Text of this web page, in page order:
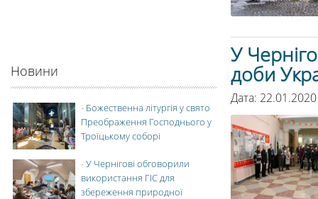
У
доби
Дата:
Новини
- Божественна літургія у свято
Преображення Господнього у
Троїцькому соборі
-У Чернігові обговорили
використання ГІС для
збереження природної